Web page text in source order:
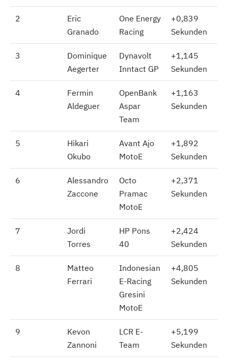
2
Eric
Granado
One Energy
Racing
+0,839
Sekunden
3
Dominique
Aegerter
Dynavolt
Inntact GP
+1,145
Sekunden
4
Fermin
Aldeguer
OpenBank
Aspar
Team
+1,163
Sekunden
5
Hikari
Okubo
Avant Ajo
MotoE
+1,892
Sekunden
6
Alessandro
Zaccone
Octo
Pramac
MotoE
+2,371
Sekunden
7
Jordi
Torres
HP Pons
40
+2,424
Sekunden
8
Matteo
Ferrari
Indonesian
E-Racing
Gresini
MotoE
+4,805
Sekunden
9
Kevon
Zannoni
LCR E-
Team
+5,199
Sekunden
2
3
4
5
6
7
8
9